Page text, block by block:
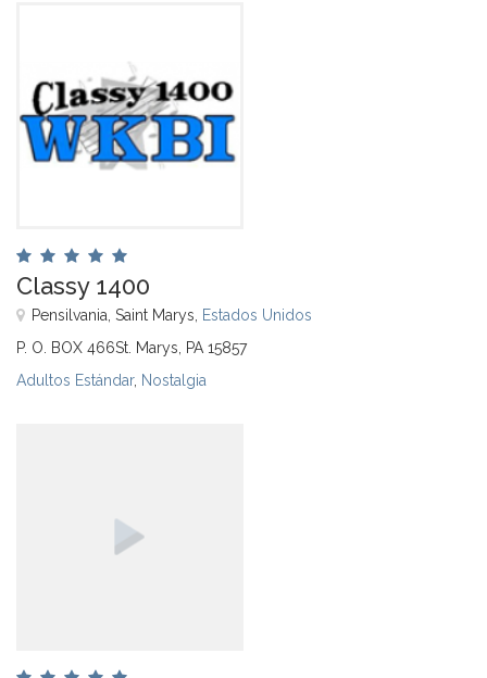
Classy 1400
Pensilvania, Saint Marys, Estados Unidos
P. O. BOX 466St. Marys, PA 15857
Adultos Estándar, Nostalgia